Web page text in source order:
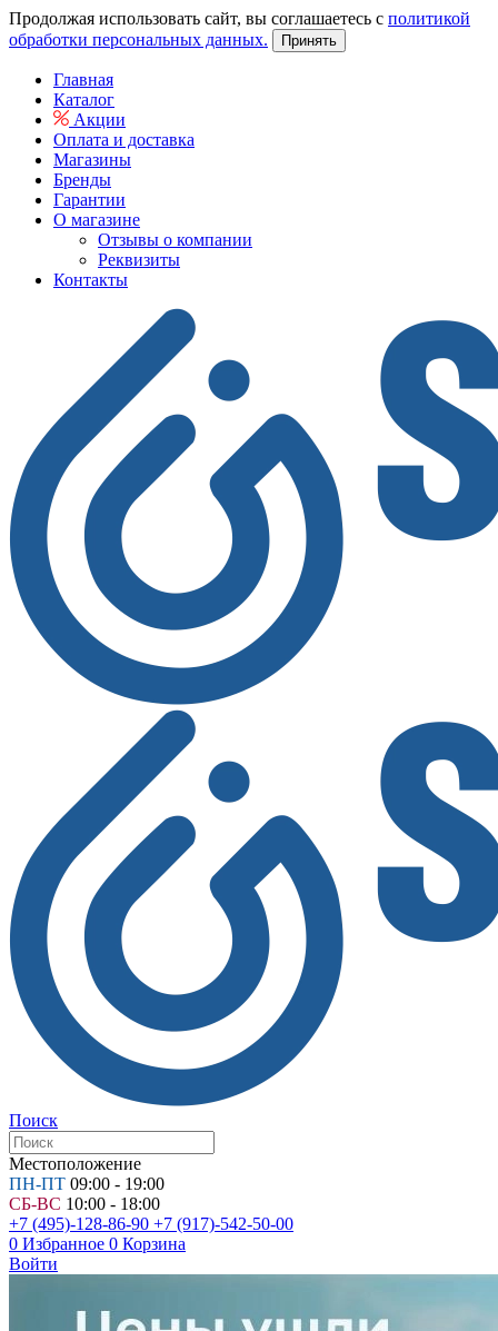
Продолжая использовать сайт, вы соглашаетесь с политикой
обработки персональных данных.
Принять
Главная
Каталог
Акции
Оплата и доставка
Магазины
Бренды
Гарантии
О магазине
Отзывы о компании
Реквизиты
Контакты
Поиск
Местоположение
ПН-ПТ 09:00 - 19:00
СБ-ВС 10:00 - 18:00
+7 (495)-128-86-90 +7 (917)-542-50-00
0 Избранное 0 Корзина
Войти